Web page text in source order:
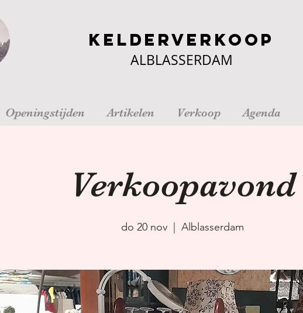
Kelderverkoop
ALBLASSERDAM
Openingstijden Artikelen Verkoop Agenda
Verkoopavond
do 20 nov Alblasserdam